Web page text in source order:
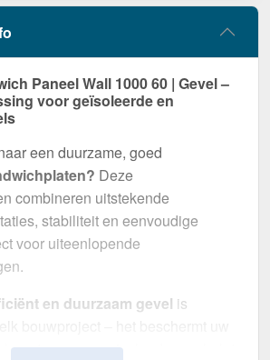
Paneel Wall 1000 60 | Gevel –
voor geïsoleerde en
een duurzame, goed
Deze
combineren uitstekende
stabiliteit en eenvoudige
voor uiteenlopende
en duurzaam gevel is
tegen weersinvloeden en helpt